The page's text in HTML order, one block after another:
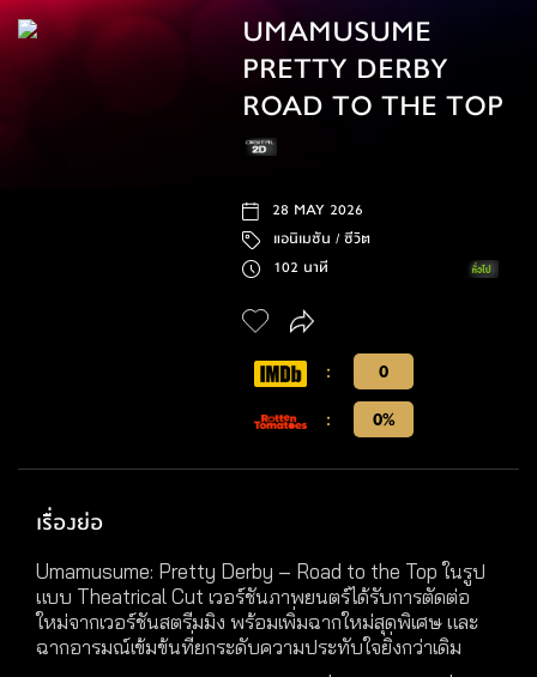
UMAMUSUME
PRETTY DERBY
ROAD TO THE TOP
28 MAY 2026
แอนิเมชัน /ชีวิต
102 นาที
:
0
:
0%
เรื่องย่อ
Umamusume: Pretty Derby – Road to the Top ในรูป
แบบ Theatrical Cut เวอร์ชันภาพยนตร์ได้รับการตัดต่อ
ใหม่จากเวอร์ชันสตรีมมิง พร้อมเพิ่มฉากใหม่สุดพิเศษ และ
ฉากอารมณ์เข้มข้นที่ยกระดับความประทับใจยิ่งกว่าเดิม